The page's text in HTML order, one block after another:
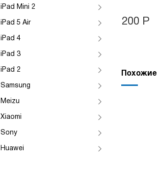
iPad Mini 2
iPad 5 Air
iPad 4
iPad 3
iPad 2
Samsung
Meizu
Xiaomi
Sony
Huawei
200 Р